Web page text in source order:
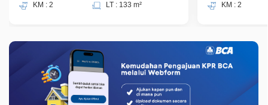
KM : 2
LT : 133 m²
KM : 2